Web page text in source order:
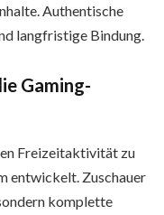
Authentische
langfristige Bindung.
Gaming-
Freizeitaktivität zu
entwickelt. Zuschauer
komplette